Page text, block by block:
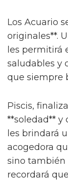
Los Acuario
originales**.
les permitirá
saludables y
que siempre
Piscis,
**soledad** y
les brindará
acogedora
sino también
recordará